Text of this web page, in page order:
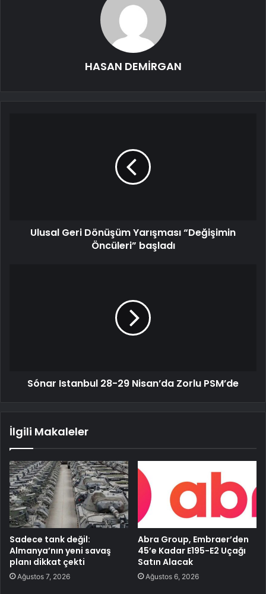
HASAN DEMİRGAN
Ulusal Geri Dönüşüm Yarışması “Değişimin
Öncüleri” başladı
Sónar Istanbul 28-29 Nisan’da Zorlu PSM’de
İlgili Makaleler
Sadece tank değil:
Almanya’nın yeni savaş
planı dikkat çekti
Ağustos 7, 2026
Abra Group, Embraer’den
45’e Kadar E195-E2 Uçağı
Satın Alacak
Ağustos 6, 2026